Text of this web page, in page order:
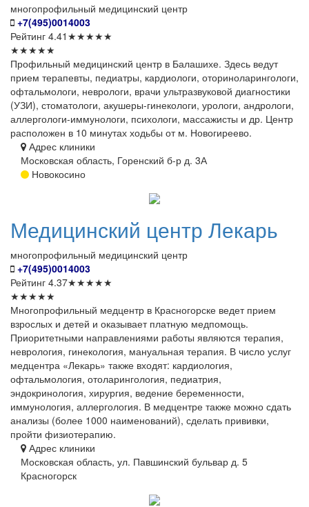
многопрофильный медицинский центр
+7(495)0014003
Рейтинг 4.41 ★★★★★
★★★★★
Профильный медицинский центр в Балашихе. Здесь ведут
прием терапевты, педиатры, кардиологи, оториноларингологи,
офтальмологи, неврологи, врачи ультразвуковой диагностики
(УЗИ), стоматологи, акушеры-гинекологи, урологи, андрологи,
аллергологи-иммунологи, психологи, массажисты и др. Центр
расположен в 10 минутах ходьбы от м. Новогиреево.
Адрес клиники
Московская область, Горенский б-р д. 3А
Новокосино
Медицинский центр Лекарь
многопрофильный медицинский центр
+7(495)0014003
Рейтинг 4.37★★★★★
★★★★★
Многопрофильный медцентр в Красногорске ведет прием
взрослых и детей и оказывает платную медпомощь.
Приоритетными направлениями работы являются терапия,
неврология, гинекология, мануальная терапия. В число услуг
медцентра «Лекарь» также входят: кардиология,
офтальмология, отоларингология, педиатрия,
эндокринология, хирургия, ведение беременности,
иммунология, аллергология. В медцентре также можно сдать
анализы (более 1000 наименований), сделать прививки,
пройти физиотерапию.
Адрес клиники
Московская область, ул. Павшинский бульвар д. 5
Красногорск